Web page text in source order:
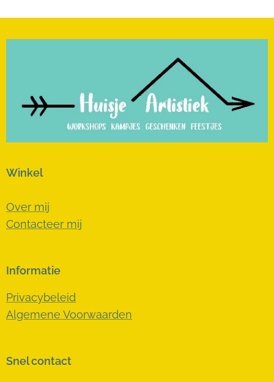
Winkel
Over mij
Contacteer mij
Informatie
Privacybeleid
Algemene Voorwaarden
Snel contact